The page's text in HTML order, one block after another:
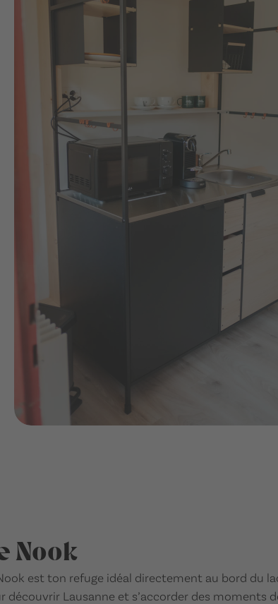
Nook
est ton refuge idéal directement au bord du
découvrir Lausanne et s’accorder des moments